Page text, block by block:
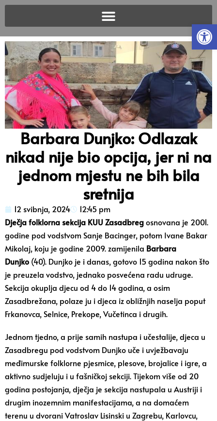
Barbara Dunjko: Odlazak
nikad nije bio opcija, jer ni na
jednom mjestu ne bih bila
sretnija
12 svibnja, 2024
12:45 pm
Dječja folklorna sekcija KUU Zasadbregosnovana je 2001.
godine pod vodstvom Sanje Bacinger, potom Ivane Bakar
Mikolaj, koju je godine 2009. zamijenila Barbara
Dunjko (40). Dunjko je i danas, gotovo 15 godina nakon što
je preuzela vodstvo, jednako posvećena radu udruge.
Sekcija okuplja djecu od 4 do 14 godina, a osim
Zasadbrežana, polaze ju i djeca iz obližnjih naselja poput
Frkanovca, Selnice, Prekope, Vučetinca i drugih.
Jednom tjedno, a prije samih nastupa i učestalije, djeca u
Zasadbregu pod vodstvom Dunjko uče i uvježbavaju
međimurske folklorne pjesmice, plesove, brojalice i igre, a
aktivno sudjeluju i u fašničkoj sekciji. Tijekom više od 20
godina postojanja, dječja je sekcija nastupala u Austriji i
drugim inozemnim manifestacijama, a na domaćem
terenu u dvorani Vatroslav Lisinski u Zagrebu, Karlovcu,